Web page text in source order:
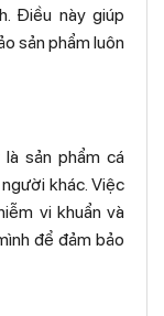
Điều này giúp
sản phẩm luôn
sản phẩm cá
khác. Việc
vi khuẩn và
để đảm bảo